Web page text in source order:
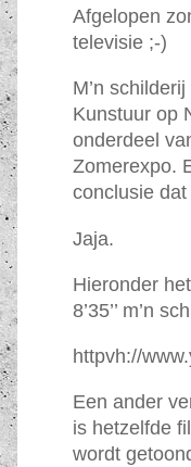
Afgelopen
televisie ;-)
M’n
Kunstuur op
onderdeel
Zomerexpo.
conclusie dat
Jaja.
Hieronder
8’35’’ m’n
httpvh://
Een ander
is hetzelfde
wordt